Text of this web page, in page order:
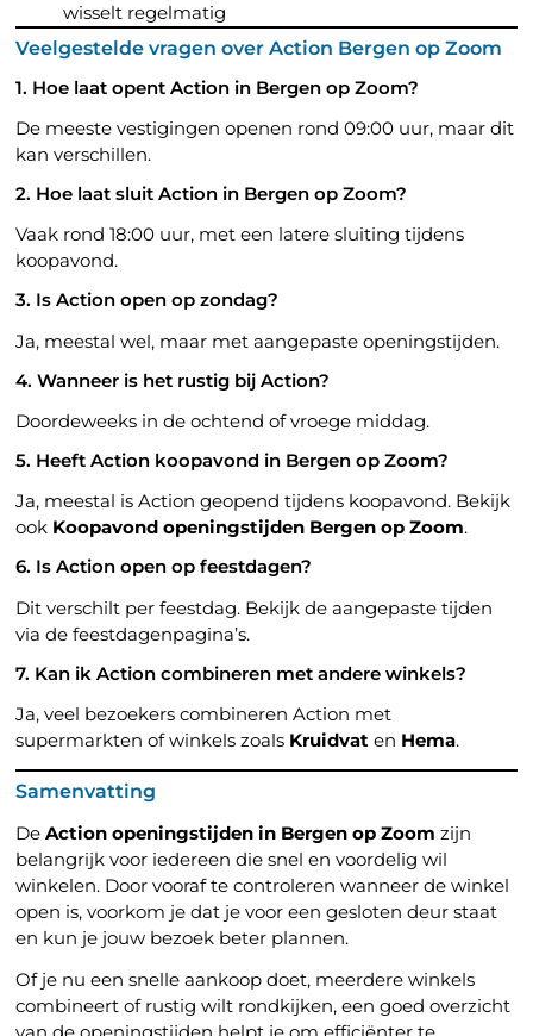
wisselt regelmatig
Veelgestelde vragen over Action Bergen op Zoom
1. Hoe laat opent Action in Bergen op Zoom?
De meeste vestigingen openen rond 09:00 uur, maar dit
kan verschillen.
2. Hoe laat sluit Action in Bergen op Zoom?
Vaak rond 18:00 uur, met een latere sluiting tijdens
koopavond.
3. Is Action open op zondag?
Ja, meestal wel, maar met aangepaste openingstijden.
4. Wanneer is het rustig bij Action?
Doordeweeks in de ochtend of vroege middag.
5. Heeft Action koopavond in Bergen op Zoom?
Ja, meestal is Action geopend tijdens koopavond. Bekijk
ook Koopavond openingstijden Bergen op Zoom.
6. Is Action open op feestdagen?
Dit verschilt per feestdag. Bekijk de aangepaste tijden
via de feestdagenpagina’s.
7. Kan ik Action combineren met andere winkels?
Ja, veel bezoekers combineren Action met
supermarkten of winkels zoals Kruidvat en Hema.
Samenvatting
DeAction openingstijden in Bergen op Zoom zijn
belangrijk voor iedereen die snel en voordelig wil
winkelen. Door vooraf te controleren wanneer de winkel
open is, voorkom je dat je voor een gesloten deur staat
en kun je jouw bezoek beter plannen.
Of je nu een snelle aankoop doet, meerdere winkels
combineert of rustig wilt rondkijken, een goed overzicht
van de openingstijden helpt je om efficiënter te